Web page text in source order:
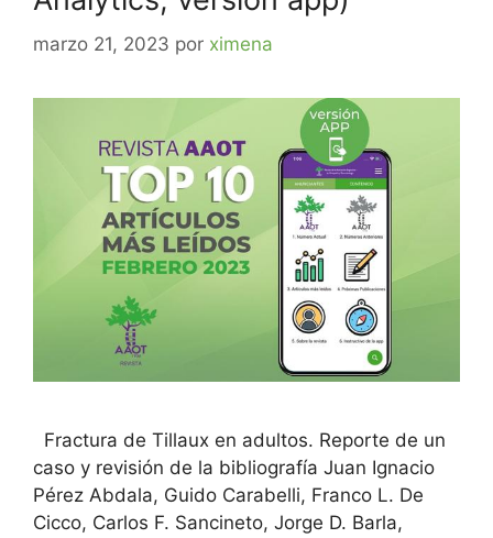
marzo 21, 2023 por ximena
Fractura de Tillaux en adultos. Reporte de un
caso y revisión de la bibliografía Juan Ignacio
Pérez Abdala, Guido Carabelli, Franco L. De
Cicco, Carlos F. Sancineto, Jorge D. Barla,